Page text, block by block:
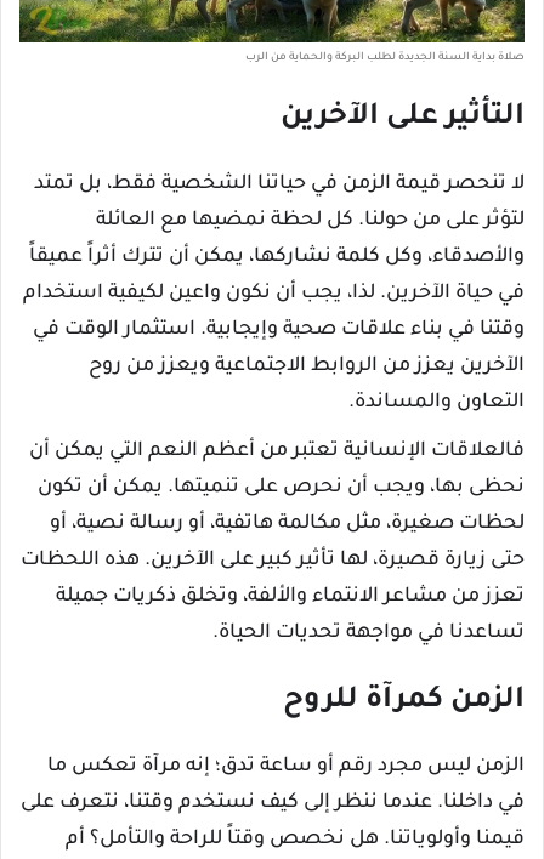
صلاة بداية السنة الجديدة لطلب البركة والحماية من الرب
التأثير على الآخرين
لا تنحصر قيمة الزمن في حياتنا الشخصية فقط، بل تمتد
لتؤثر على من حولنا. كل لحظة نمضيها مع العائلة
والأصدقاء، وكل كلمة نشاركها، يمكن أن تترك أثراً عميقاً
في حياة الآخرين. لذا، يجب أن نكون واعين لكيفية استخدام
وقتنا في بناء علاقات صحية وإيجابية. استثمار الوقت في
الآخرين يعزز من الروابط الاجتماعية ويعزز من روح
التعاون والمساندة.
فالعلاقات الإنسانية تعتبر من أعظم النعم التي يمكن أن
نحظى بها، ويجب أن نحرص على تنميتها. يمكن أن تكون
لحظات صغيرة، مثل مكالمة هاتفية، أو رسالة نصية، أو
حتى زيارة قصيرة، لها تأثير كبير على الآخرين. هذه اللحظات
تعزز من مشاعر الانتماء والألفة، وتخلق ذكريات جميلة
تساعدنا في مواجهة تحديات الحياة.
الزمن كمرآة للروح
الزمن ليس مجرد رقم أو ساعة تدق؛ إنه مرآة تعكس ما
في داخلنا. عندما ننظر إلى كيف نستخدم وقتنا، نتعرف على
قيمنا وأولوياتنا. هل نخصص وقتاً للراحة والتأمل؟ أم